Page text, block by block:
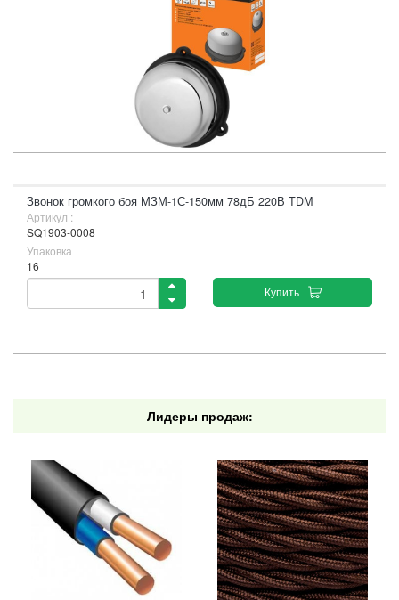
Звонок громкого боя МЗМ-1С-150мм 78дБ 220В TDM
Артикул :
SQ1903-0008
Упаковка
16
Купить
Лидеры продаж: